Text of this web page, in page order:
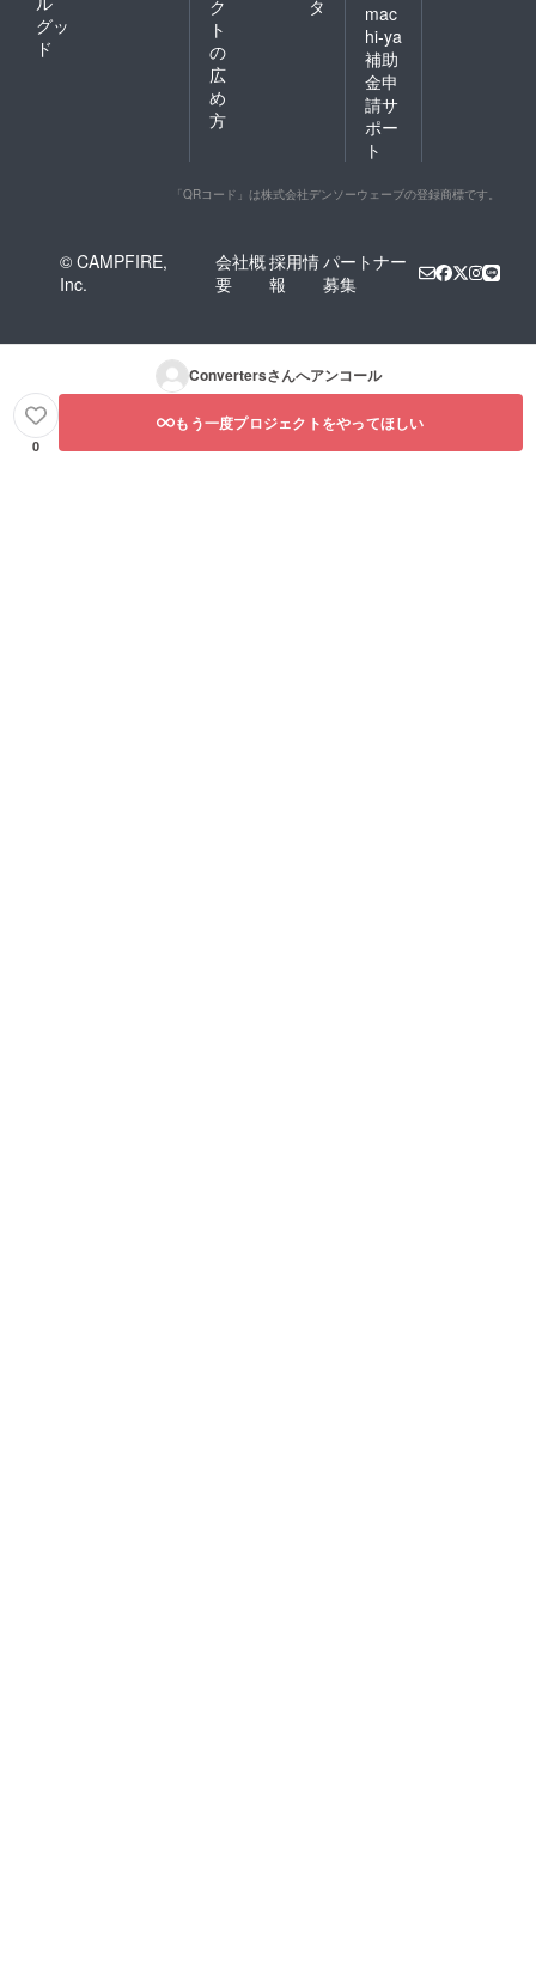
グッ
ド
ク
ト
の
広
め
方
タ
mac
hi-ya
補助
金申
請サ
ポー
ト
「QRコード」は株式会社デンソーウェーブの登録商標です。
© CAMPFIRE,
Inc.
会社概
要
採用情
報
パートナー
募集
Convertersさんへアンコール
0
もう一度プロジェクトをやってほしい